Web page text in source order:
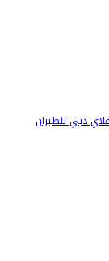
دبي للطيران